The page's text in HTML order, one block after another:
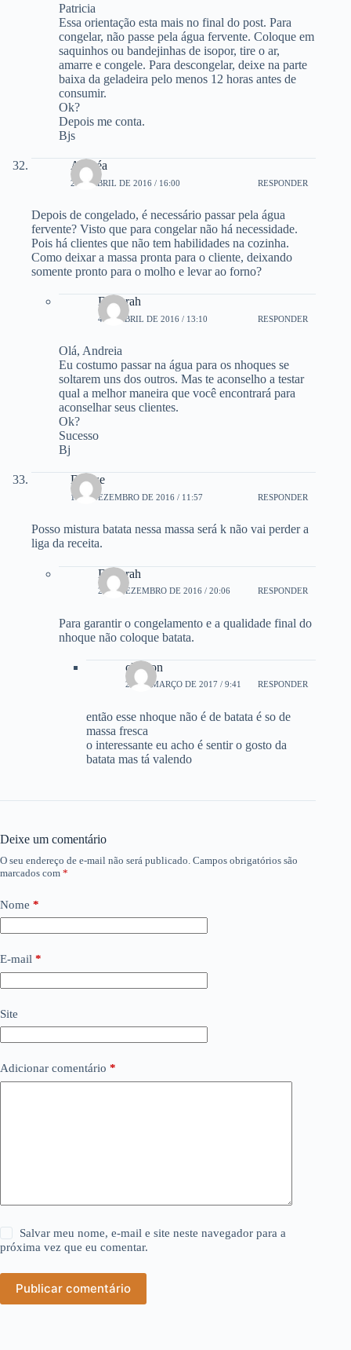
Patricia
Essa orientação esta mais no final do post. Para
congelar, não passe pela água fervente. Coloque em
saquinhos ou bandejinhas de isopor, tire o ar,
amarre e congele. Para descongelar, deixe na parte
baixa da geladeira pelo menos 12 horas antes de
consumir.
Ok?
Depois me conta.
Bjs
Andréa
2 DE ABRIL DE 2016 / 16:00 RESPONDER
Depois de congelado, é necessário passar pela água
fervente? Visto que para congelar não há necessidade.
Pois há clientes que não tem habilidades na cozinha.
Como deixar a massa pronta para o cliente, deixando
somente pronto para o molho e levar ao forno?
Deborah
4 DE ABRIL DE 2016 / 13:10 RESPONDER
Olá, Andreia
Eu costumo passar na água para os nhoques se
soltarem uns dos outros. Mas te aconselho a testar
qual a melhor maneira que você encontrará para
aconselhar seus clientes.
Ok?
Sucesso
Bj
Denise
1 DE DEZEMBRO DE 2016 / 11:57 RESPONDER
Posso mistura batata nessa massa será k não vai perder a
liga da receita.
Deborah
2 DE DEZEMBRO DE 2016 / 20:06 RESPONDER
Para garantir o congelamento e a qualidade final do
nhoque não coloque batata.
cleilson
28 DE MARÇO DE 2017 / 9:41 RESPONDER
então esse nhoque não é de batata é so de
massa fresca
o interessante eu acho é sentir o gosto da
batata mas tá valendo
Deixe um comentário
O seu endereço de e-mail não será publicado. Campos obrigatórios são
marcados com *
Nome *
E-mail *
Site
Adicionar comentário *
Salvar meu nome, e-mail e site neste navegador para a
próxima vez que eu comentar.
Publicar comentário